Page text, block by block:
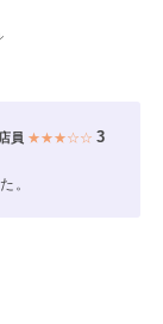
店員 ★★★☆☆3
。